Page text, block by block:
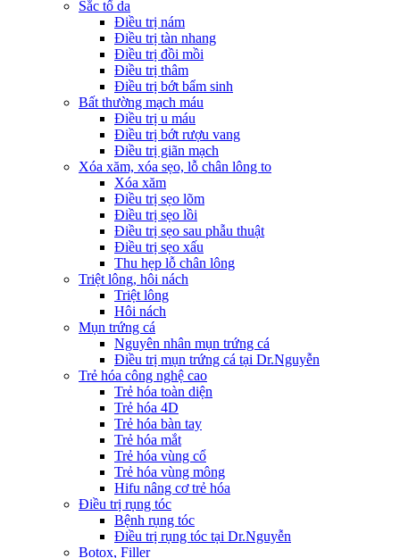
Sắc tố da
Điều trị nám
Điều trị tàn nhang
Điều trị đồi mồi
Điều trị thâm
Điều trị bớt bẩm sinh
Bất thường mạch máu
Điều trị u máu
Điều trị bớt rượu vang
Điều trị giãn mạch
Xóa xăm, xóa sẹo, lỗ chân lông to
Xóa xăm
Điều trị sẹo lõm
Điều trị sẹo lồi
Điều trị sẹo sau phẫu thuật
Điều trị sẹo xấu
Thu hẹp lỗ chân lông
Triệt lông, hôi nách
Triệt lông
Hôi nách
Mụn trứng cá
Nguyên nhân mụn trứng cá
Điều trị mụn trứng cá tại Dr.Nguyễn
Trẻ hóa công nghệ cao
Trẻ hóa toàn diện
Trẻ hóa 4D
Trẻ hóa bàn tay
Trẻ hóa mắt
Trẻ hóa vùng cổ
Trẻ hóa vùng mông
Hifu nâng cơ trẻ hóa
Điều trị rụng tóc
Bệnh rụng tóc
Điều trị rụng tóc tại Dr.Nguyễn
Botox, Filler